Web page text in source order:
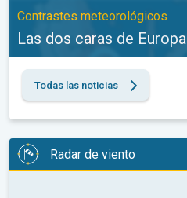
Contrastes meteorológicos
Las dos caras de Europa
Todas las noticias
Radar de viento